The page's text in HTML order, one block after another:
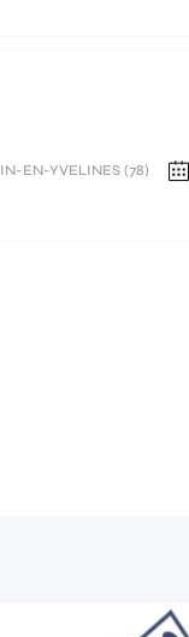
EN-YVELINES (78)